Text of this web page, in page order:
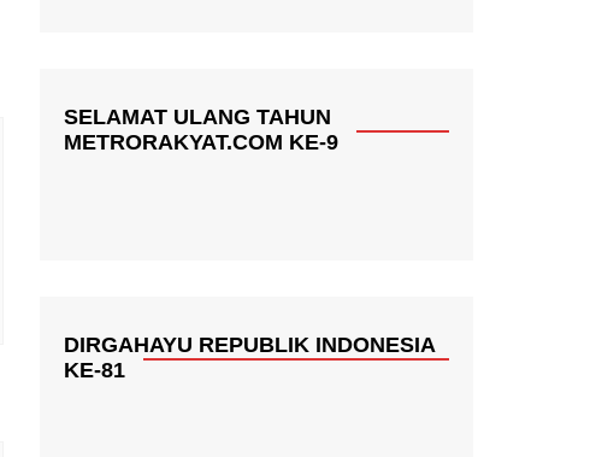
SELAMAT ULANG TAHUN
METRORAKYAT.COM KE-9
DIRGAHAYU REPUBLIK INDONESIA
KE-81